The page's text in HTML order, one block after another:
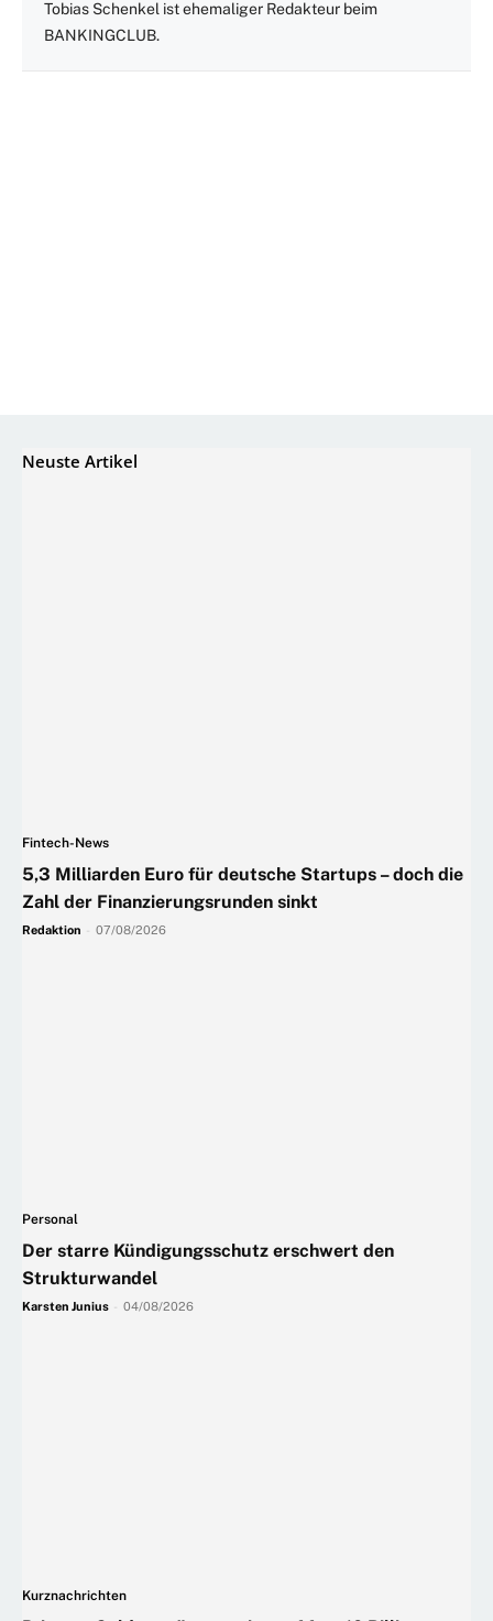
Tobias Schenkel ist ehemaliger Redakteur beim
BANKINGCLUB.
Neuste Artikel
Fintech-News
5,3 Milliarden Euro für deutsche Startups – doch die
Zahl der Finanzierungsrunden sinkt
Redaktion 07/08/2026
Personal
Der starre Kündigungsschutz erschwert den
Strukturwandel
Karsten Junius 04/08/2026
Kurznachrichten